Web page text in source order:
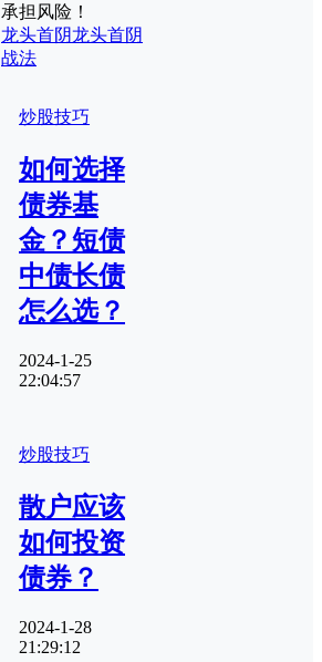
承担风险！
龙头首阴龙头首阴
战法
炒股技巧
如何选择
债券基
金？短债
中债长债
怎么选？
2024-1-25
22:04:57
炒股技巧
散户应该
如何投资
债券？
2024-1-28
21:29:12